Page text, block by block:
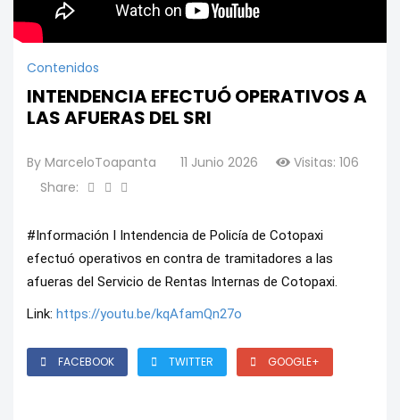
Contenidos
INTENDENCIA EFECTUÓ OPERATIVOS A
LAS AFUERAS DEL SRI
By MarceloToapanta 11 Junio 2026
Visitas: 106
Share:
#Información I Intendencia de Policía de Cotopaxi
efectuó operativos en contra de tramitadores a las
afueras del Servicio de Rentas Internas de Cotopaxi.
Link: https://youtu.be/kqAfamQn27o
FACEBOOK TWITTER GOOGLE+